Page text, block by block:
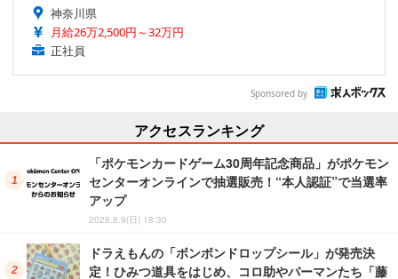
神奈川県
月給26万2,500円～32万円
正社員
Sponsored by
アクセスランキング
「ポケモンカードゲーム30周年記念商品」がポケモン
センターオンラインで抽選販売！“本人認証”で当選率
アップ
2026.8.9(日) 18:30
ドラえもんの「ボンボンドロップシール」が発売決
定！ひみつ道具をはじめ、コロ助やパーマンたち「藤